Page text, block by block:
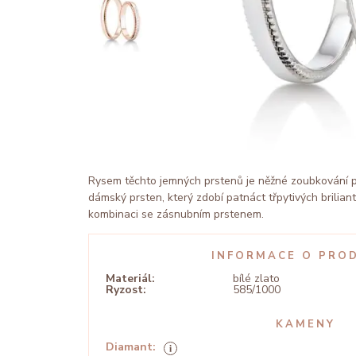
Rysem těchto jemných prstenů je něžné zoubkování
dámský prsten, který zdobí patnáct třpytivých
kombinaci se zásnubním prstenem.
INFORMACE O
Materiál: bílé zlato
Ryzost: 585/1000
KAMENY
Diamant: